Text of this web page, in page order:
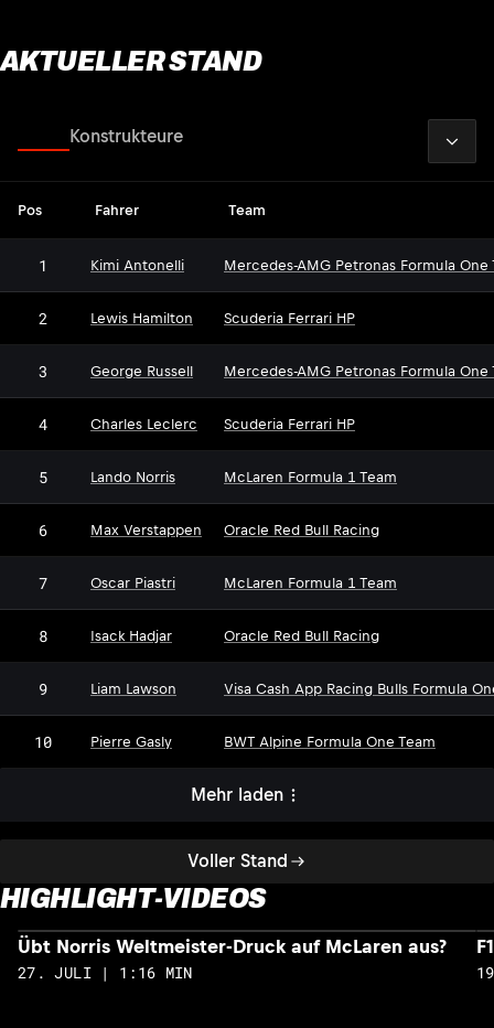
AKTUELLER STAND
Voller Stand
Konstrukteure
Pos Fahrer Team
1 Kimi Antonelli Mercedes-AMG Petronas Formula One
2 Lewis Hamilton Scuderia Ferrari HP
3 George Russell Mercedes-AMG Petronas Formula One
4 Charles Leclerc Scuderia Ferrari HP
5 Lando Norris McLaren Formula 1 Team
6 Max Verstappen Oracle Red Bull Racing
7 Oscar Piastri McLaren Formula 1 Team
8 Isack Hadjar Oracle Red Bull Racing
9 Liam Lawson Visa Cash App Racing Bulls Formula
10 Pierre Gasly BWT Alpine Formula One Team
Mehr laden
HIGHLIGHT-VIDEOS
Übt Norris Weltmeister-Druck auf McLaren aus?
27. JULI | 1:16 MIN